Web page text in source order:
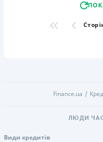
Finance.ua
ЛЮДИ
Види кредитів